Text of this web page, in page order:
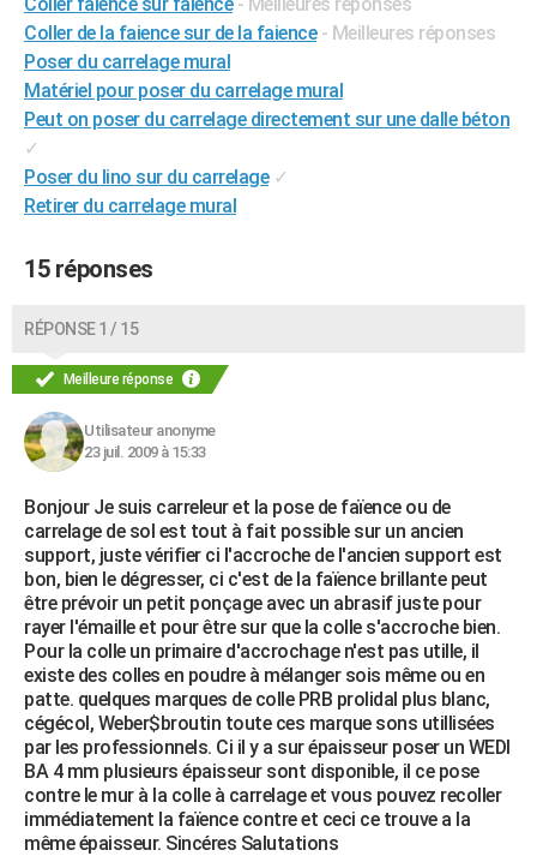
Destinations
City break
Voyage nature
Voyage de noces
Forum
Climat
+PHOTO
BONS PLANS
CARTE DE VOEUX
Carte de Noël
Carte Bonne année
Carte Saint-Valentin
Carte Pâques
Carte d'anniversaire
Dictionnaire
Biographies
Citations
Expressions
Proverbes
PROGRAMME TV
COPAINS D'AVANT
S'inscrire
Se connecter
Lycées
Collèges
Primaires
Universités
Entreprises
Service militaire
Avis de recherche
AVIS DE DÉCÈS
FORUM
Bricolage
Lifestyle
Culture
Sport
Auto
Television
Voyage
Cinema
Coller de la faience sur de la faience - Meilleures réponses
Poser du carrelage mural
Matériel pour poser du carrelage mural
Peut on poser du carrelage directement sur une dalle béton
✓
Poser du lino sur du carrelage ✓
Retirer du carrelage mural
15 réponses
RÉPONSE 1 / 15
Meilleure réponse
Utilisateur anonyme
23 juil. 2009 à 15:33
Bonjour Je suis carreleur et la pose de faïence ou de
carrelage de sol est tout à fait possible sur un ancien
support, juste vérifier ci l'accroche de l'ancien support est
bon, bien le dégresser, ci c'est de la faïence brillante peut
être prévoir un petit ponçage avec un abrasif juste pour
rayer l'émaille et pour être sur que la colle s'accroche bien.
Pour la colle un primaire d'accrochage n'est pas utille, il
existe des colles en poudre à mélanger sois même ou en
patte. quelques marques de colle PRB prolidal plus blanc,
cégécol, Weber$broutin toute ces marque sons utillisées
par les professionnels. Ci il y a sur épaisseur poser un WEDI
BA 4 mm plusieurs épaisseur sont disponible, il ce pose
contre le mur à la colle à carrelage et vous pouvez recoller
immédiatement la faïence contre et ceci ce trouve a la
même épaisseur. Sincéres Salutations